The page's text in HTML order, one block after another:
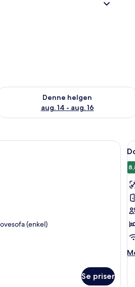
- aug. 10
Denne helgen
aug. 14 - aug. 16
tilgjengelighet for denne helgen,
Tremannsrom | 1 soverom, minibar,
(enkel)
Se priser
1
–